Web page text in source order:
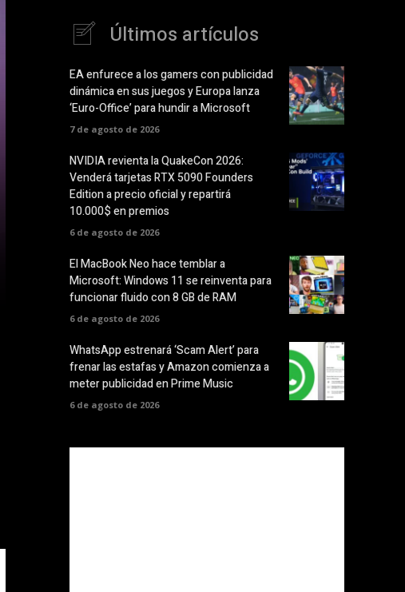
Últimos artículos
EA enfurece a los gamers con publicidad
dinámica en sus juegos y Europa lanza
‘Euro-Office’ para hundir a Microsoft
7 de agosto de 2026
NVIDIA revienta la QuakeCon 2026:
Venderá tarjetas RTX 5090 Founders
Edition a precio oficial y repartirá
10.000$ en premios
6 de agosto de 2026
El MacBook Neo hace temblar a
Microsoft: Windows 11 se reinventa para
funcionar fluido con 8 GB de RAM
6 de agosto de 2026
WhatsApp estrenará ‘Scam Alert’ para
frenar las estafas y Amazon comienza a
meter publicidad en Prime Music
6 de agosto de 2026